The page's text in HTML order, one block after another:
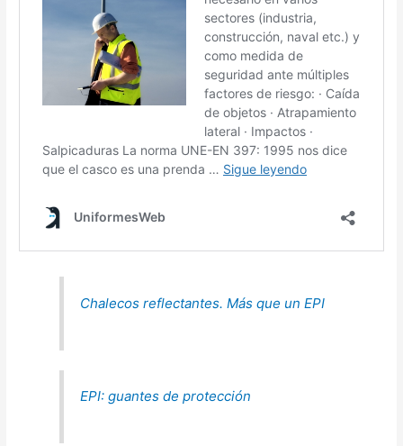
Chalecos reflectantes. Más que un EPI
EPI: guantes de protección